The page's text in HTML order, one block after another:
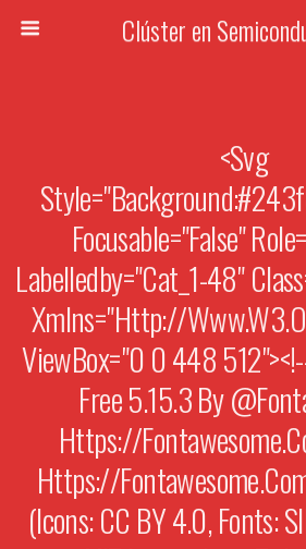
Clúster en
<svg
Focusable="false"
Labelledby="cat_1-48"
Xmlns="http://
ViewBox="0 0 448
Free 5.15.3 By
Https://
Https://
(Icons: CC BY 4.0, Fonts: